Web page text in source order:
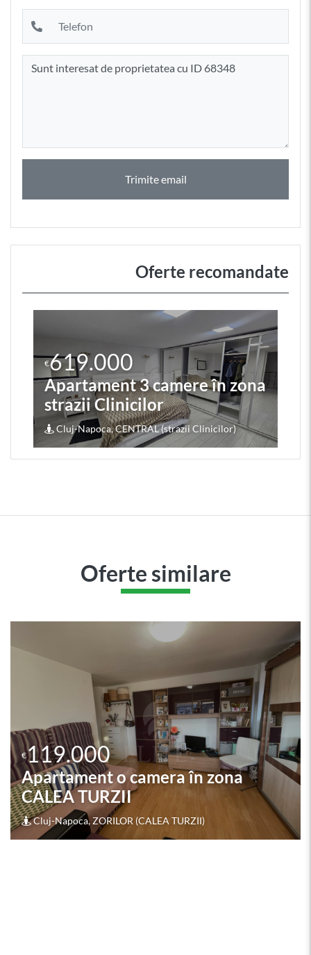
Trimite email
Oferte recomandate
€619.000
Apartament 3 camere în zona
strazii Clinicilor
Cluj-Napoca, CENTRAL (strazii Clinicilor)
Oferte similare
€117.000
Apartament 2 camere în zona
AUTOGARA BETA
Cluj-Napoca, DAMBUL ROTUND (AUTOGARA BETA)